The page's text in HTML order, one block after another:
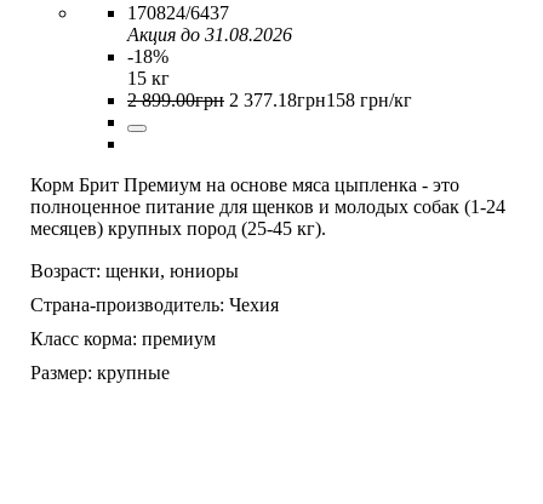
170824/6437
Акция до 31.08.2026
-18%
15 кг
2 899.00грн 2 377.18грн158 грн/кг
Корм Брит Премиум на основе мяса цыпленка - это
полноценное питание для щенков и молодых собак (1-24
месяцев) крупных пород (25-45 кг).
Возраст: щенки, юниоры
Страна-производитель: Чехия
Класс корма: премиум
Размер: крупные